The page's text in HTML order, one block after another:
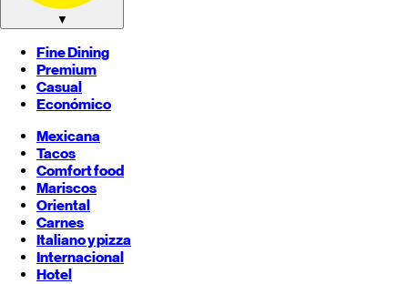
▼
Fine Dining
Premium
Casual
Económico
Mexicana
Tacos
Comfort food
Mariscos
Oriental
Carnes
Italiano y pizza
Internacional
Hotel